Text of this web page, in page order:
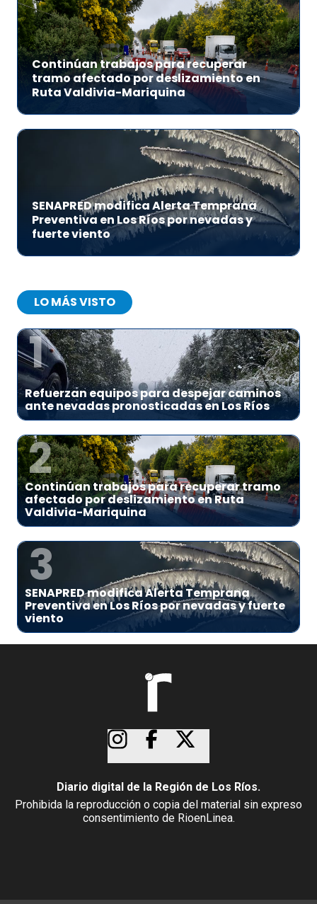
Continúan trabajos para recuperar
tramo afectado por deslizamiento en
Ruta Valdivia-Mariquina
SENAPRED modifica Alerta Temprana
Preventiva en Los Ríos por nevadas y
fuerte viento
LO MÁS VISTO
1
Refuerzan equipos para despejar caminos
ante nevadas pronosticadas en Los Ríos
2
Continúan trabajos para recuperar tramo
afectado por deslizamiento en Ruta
Valdivia-Mariquina
3
SENAPRED modifica Alerta Temprana
Preventiva en Los Ríos por nevadas y fuerte
viento
Diario digital de la Región de Los Ríos.
Prohibida la reproducción o copia del material sin expreso
consentimiento de RioenLinea.